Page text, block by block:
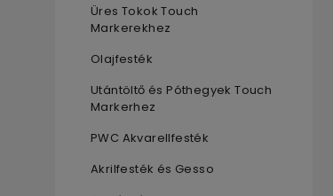
Üres Tokok Touch
Markerekhez
Olajfesték
Utántöltő és Póthegyek Touch
Markerhez
PWC Akvarellfesték
Akrilfesték és Gesso